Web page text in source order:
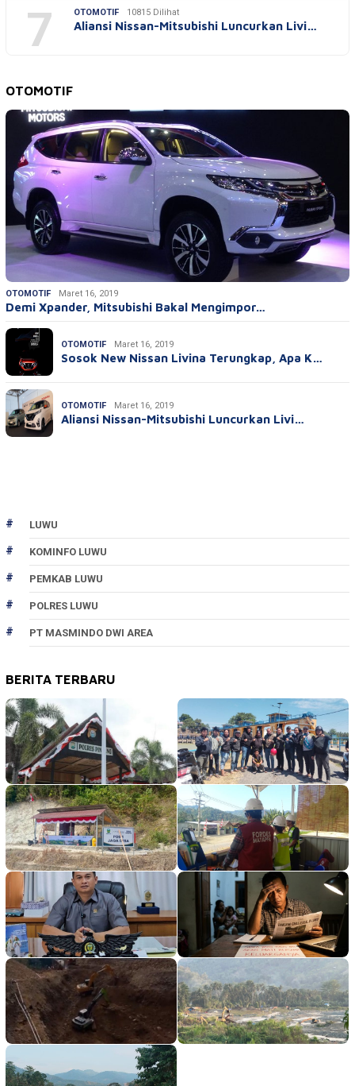
7 OTOMOTIF 10815 Dilihat
Aliansi Nissan-Mitsubishi Luncurkan Livi…
OTOMOTIF
OTOMOTIF Maret 16, 2019
Demi Xpander, Mitsubishi Bakal Mengimpor…
OTOMOTIF Maret 16, 2019
Sosok New Nissan Livina Terungkap, Apa K…
OTOMOTIF Maret 16, 2019
Aliansi Nissan-Mitsubishi Luncurkan Livi…
LUWU
KOMINFO LUWU
PEMKAB LUWU
POLRES LUWU
PT MASMINDO DWI AREA
BERITA TERBARU